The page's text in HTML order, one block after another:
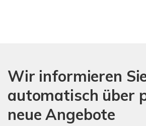
Wir informieren
automatisch über
neue Angebote